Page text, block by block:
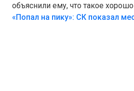
объяснили ему, что такое хорошо
Лезть через такой забор,верх